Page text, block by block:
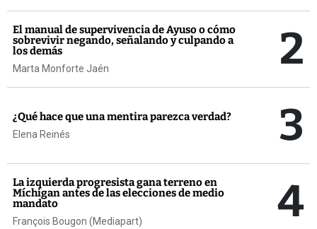
El manual de supervivencia de Ayuso o cómo
sobrevivir negando, señalando y culpando a
los demás
Marta Monforte Jaén 2
¿Qué hace que una mentira parezca verdad?
Elena Reinés 3
La izquierda progresista gana terreno en
Míchigan antes de las elecciones de medio
mandato
François Bougon (Mediapart) 4